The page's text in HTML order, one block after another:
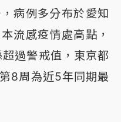
病例多分布於愛知
流感疫情處高點，
過警戒值，東京都
8周為近5年同期最